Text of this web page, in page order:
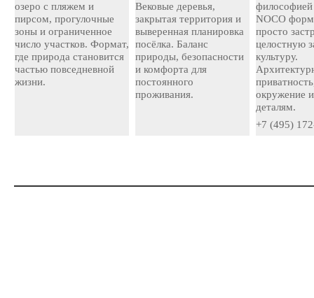
озеро с пляжем и
пирсом, прогулочные
зоны и ограниченное
число участков. Формат,
где природа становится
частью повседневной
жизни.
Вековые деревья,
закрытая территория и
выверенная планировка
посёлка. Баланс
природы, безопасности
и комфорта для
постоянного
проживания.
NOCO
просто
целостную
культуру.
окружение
деталям.
+7 (495)